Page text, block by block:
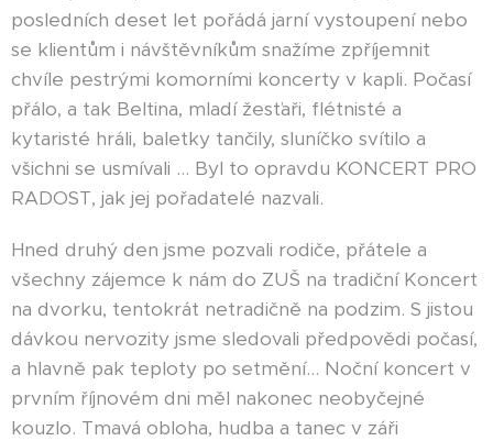
posledních deset let pořádá jarní vystoupení nebo
se klientům i návštěvníkům snažíme zpříjemnit
chvíle pestrými komorními koncerty v kapli. Počasí
přálo, a tak Beltina, mladí žesťaři, flétnisté a
kytaristé hráli, baletky tančily, sluníčko svítilo a
všichni se usmívali ... Byl to opravdu KONCERT PRO
RADOST, jak jej pořadatelé nazvali.
Hned druhý den jsme pozvali rodiče, přátele a
všechny zájemce k nám do ZUŠ na tradiční Koncert
na dvorku, tentokrát netradičně na podzim. S jistou
dávkou nervozity jsme sledovali předpovědi počasí,
a hlavně pak teploty po setmění... Noční koncert v
prvním říjnovém dni měl nakonec neobyčejné
kouzlo. Tmavá obloha, hudba a tanec v záři